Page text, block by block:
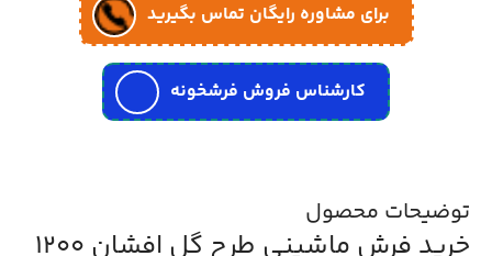
برای مشاوره رایگان تماس بگیرید
کارشناس فروش فرشخونه
توضیحات محصول
خرید فرش ماشینی طرح گل افشان 1200